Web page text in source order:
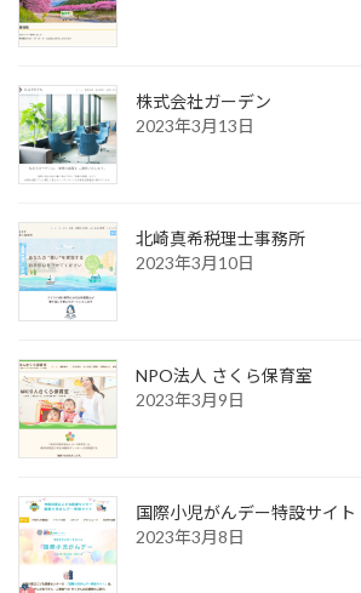
株式会社ガーデン
2023年3月13日
北崎真希税理士事務所
2023年3月10日
NPO法人 さくら保育室
2023年3月9日
国際小児がんデー特設サイト
2023年3月8日